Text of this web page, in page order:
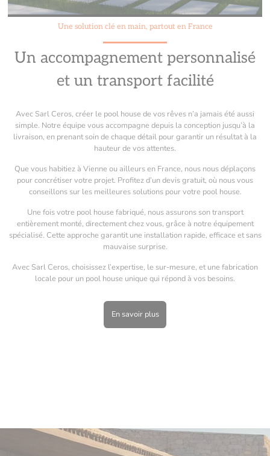
Une solution clé en main, partout en France
Un accompagnement personnalisé
et un transport facilité
Avec Sarl Ceros, créer le pool house de vos rêves n’a jamais été aussi
simple. Notre équipe vous accompagne depuis la conception jusqu’à la
livraison, en prenant soin de chaque détail pour garantir un résultat à la
hauteur de vos attentes.
Que vous habitiez à Vienne ou ailleurs en France, nous nous déplaçons
pour concrétiser votre projet. Profitez d’un devis gratuit, où nous vous
conseillons sur les meilleures solutions pour votre pool house.
Une fois votre pool house fabriqué, nous assurons son transport
entièrement monté, directement chez vous, grâce à notre équipement
spécialisé. Cette approche garantit une installation rapide, efficace et sans
mauvaise surprise.
Avec Sarl Ceros, choisissez l’expertise, le sur-mesure, et une fabrication
locale pour un pool house unique qui répond à vos besoins.
En savoir plus